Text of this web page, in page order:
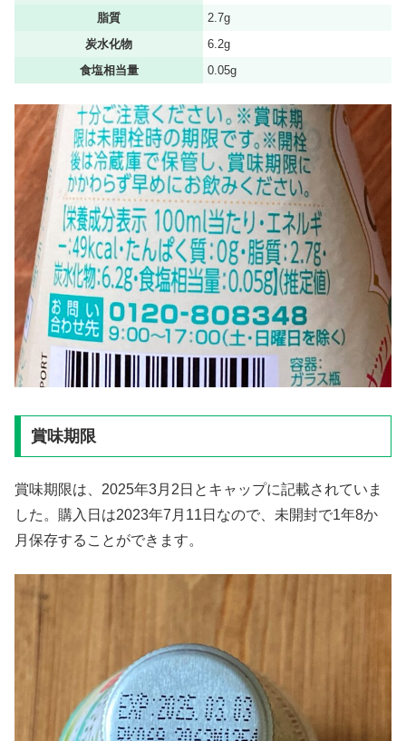
脂質
2.7g
炭水化物
6.2g
食塩相当量
0.05g
賞味期限
賞味期限は、2025年3月2日とキャップに記載されていま
した。購入日は2023年7月11日なので、未開封で1年8か
月保存することができます。